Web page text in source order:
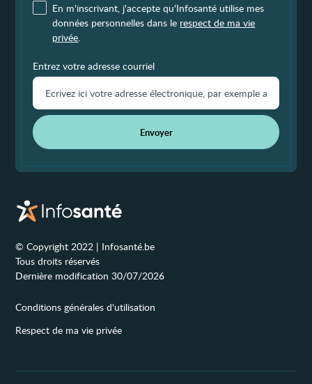
En m'inscrivant, j'accepte qu'Infosanté utilise mes
données personnelles dans le respect de ma vie
privée
Entrez votre adresse courriel
Envoyer
© Copyright 2022 | Infosanté.be
Tous droits réservés
Dernière modification 30/07/2026
Conditions générales d'utilisation
Respect de ma vie privée